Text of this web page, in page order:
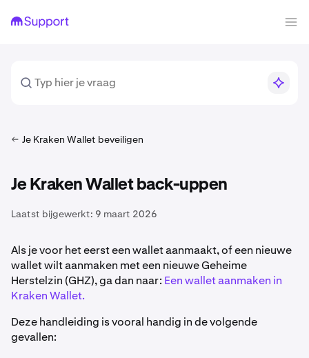
Je Kraken Wallet beveiligen
Je Kraken Wallet back-uppen
Laatst bijgewerkt: 9 maart 2026
Als je voor het eerst een wallet aanmaakt, of een nieuwe
wallet wilt aanmaken met een nieuwe Geheime
Herstelzin (GHZ), ga dan naar: Een wallet aanmaken in
Kraken Wallet.
Deze handleiding is vooral handig in de volgende
gevallen: